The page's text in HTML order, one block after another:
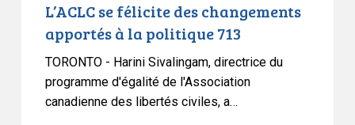
L’ACLC se félicite des changements
apportés à la politique 713
TORONTO - Harini Sivalingam, directrice du
programme d'égalité de l'Association
canadienne des libertés civiles, a…